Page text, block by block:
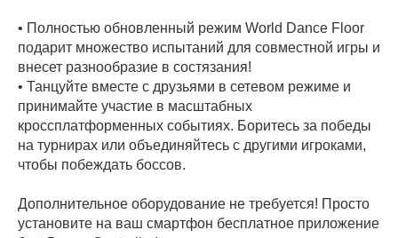
• Полностью обновленный режим World Dance Floor
подарит множество испытаний для совместной игры и
внесет разнообразие в состязания!
• Танцуйте вместе с друзьями в сетевом режиме и
принимайте участие в масштабных
кроссплатформенных событиях. Боритесь за победы
на турнирах или объединяйтесь с другими игроками,
чтобы побеждать боссов.
Дополнительное оборудование не требуется! Просто
установите на ваш смартфон бесплатное приложение